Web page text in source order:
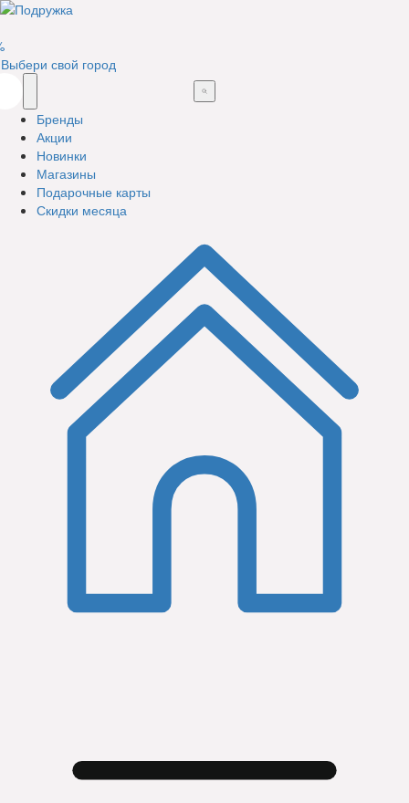
Выбери свой город
Бренды
Акции
Новинки
Магазины
Подарочные карты
Скидки месяца